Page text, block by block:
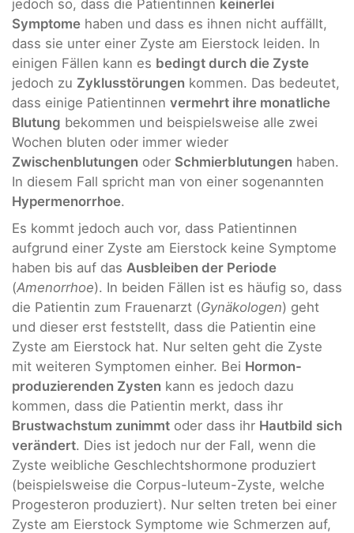
jedoch so, dass die Patientinnen keinerlei
Symptome haben und dass es ihnen nicht auffällt,
dass sie unter einer Zyste am Eierstock leiden. In
einigen Fällen kann es bedingt durch die Zyste
jedoch zu Zyklusstörungen kommen. Das bedeutet,
dass einige Patientinnen vermehrt ihre monatliche
Blutung bekommen und beispielsweise alle zwei
Wochen bluten oder immer wieder
Zwischenblutungen oder Schmierblutungen haben.
In diesem Fall spricht man von einer sogenannten
Hypermenorrhoe.
Es kommt jedoch auch vor, dass Patientinnen
aufgrund einer Zyste am Eierstock keine Symptome
haben bis auf das Ausbleiben der Periode
(Amenorrhoe). In beiden Fällen ist es häufig so, dass
die Patientin zum Frauenarzt (Gynäkologen) geht
und dieser erst feststellt, dass die Patientin eine
Zyste am Eierstock hat. Nur selten geht die Zyste
mit weiteren Symptomen einher. Bei Hormon-
produzierenden Zysten kann es jedoch dazu
kommen, dass die Patientin merkt, dass ihr
Brustwachstum zunimmt oder dass ihr Hautbild sich
verändert. Dies ist jedoch nur der Fall, wenn die
Zyste weibliche Geschlechtshormone produziert
(beispielsweise die Corpus-luteum-Zyste, welche
Progesteron produziert). Nur selten treten bei einer
Zyste am Eierstock Symptome wie Schmerzen auf,